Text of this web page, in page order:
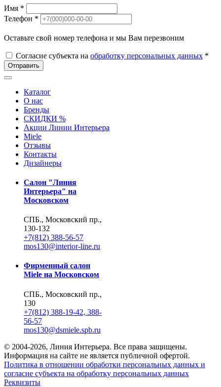
Имя *
Телефон *
Оставьте свой номер телефона и мы Вам перезвоним
Согласие субъекта на обработку персональных данных *
Отправить
Каталог
О нас
Бренды
СКИДКИ %
Акции Линии Интерьера
Miele
Отзывы
Контакты
Дизайнеры
Салон "Линия
Интерьера" на
Московском
СПБ., Московский пр.,
130-132
+7(812) 388-56-57
mos130@interior-line.ru
Фирменный салон
Miele на Московском
СПБ., Московский пр.,
130
+7(812) 388-19-42, 388-
56-57
mos130@dsmiele.spb.ru
© 2004-2026, Линия Интерьера. Все права защищены.
Информация на сайте не является публичной офертой.
Политика в отношении обработки персональных данных и
согласие субъекта на обработку персональных данных
Реквизиты